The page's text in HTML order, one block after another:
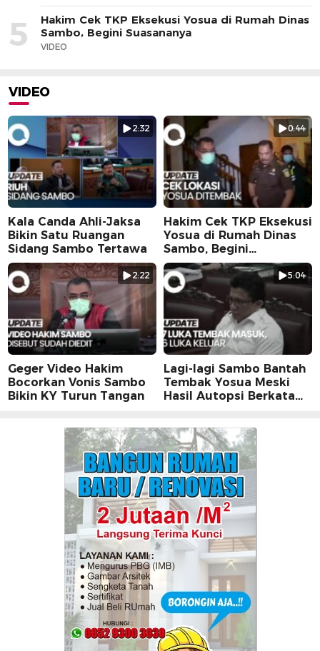
5
Hakim Cek TKP Eksekusi Yosua di Rumah Dinas
Sambo, Begini Suasananya
VIDEO
VIDEO
2:32
Kala Canda Ahli-Jaksa
Bikin Satu Ruangan
Sidang Sambo Tertawa
0:44
Hakim Cek TKP Eksekusi
Yosua di Rumah Dinas
Sambo, Begini
Suasananya
2:22
Geger Video Hakim
Bocorkan Vonis Sambo
Bikin KY Turun Tangan
5:04
Lagi-lagi Sambo Bantah
Tembak Yosua Meski
Hasil Autopsi Berkata